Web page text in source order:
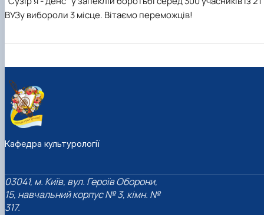
Гурток "Декоративна флористика"
Прес-студія "Ідеал"
Мистецька студія "Вовняні мрії"
ВУЗу вибороли 3 місце. Вітаємо переможців!
Кафедра культурології
03041, м. Київ, вул. Героїв Оборони,
15, навчальний корпус № 3, кімн. №
317.